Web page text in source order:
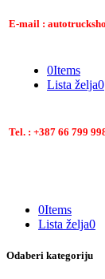
E-mail :
0Items
Lista želja0
Tel. : +387 66 799
0Items
Lista želja0
Odaberi kategoriju